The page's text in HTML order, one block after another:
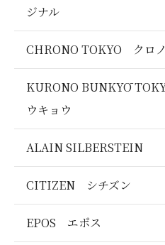
ジナル
CHRONO TOKYO クロ
KURONO BUNKYŌ
ウキョウ
ALAIN SILBERSTEIN
CITIZEN シチズン
EPOS エポス